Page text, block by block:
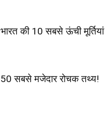
भारत की 10 सबसे ऊंची मूर्तियां
50 सबसे मजेदार रोचक तथ्य!